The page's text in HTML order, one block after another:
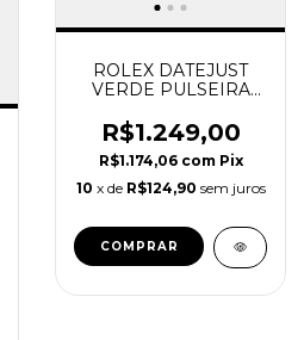
ROLEX DATEJUST
VERDE PULSEIRA
R$1.249,00
R$1.174,06 com Pix
10 x de R$124,90 sem juros
COMPRAR